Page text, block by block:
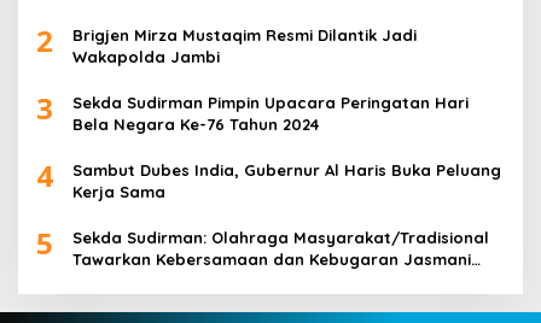
2
Brigjen Mirza Mustaqim Resmi Dilantik Jadi
Wakapolda Jambi
3
Sekda Sudirman Pimpin Upacara Peringatan Hari
Bela Negara Ke-76 Tahun 2024
4
Sambut Dubes India, Gubernur Al Haris Buka Peluang
Kerja Sama
5
Sekda Sudirman: Olahraga Masyarakat/Tradisional
Tawarkan Kebersamaan dan Kebugaran Jasmani